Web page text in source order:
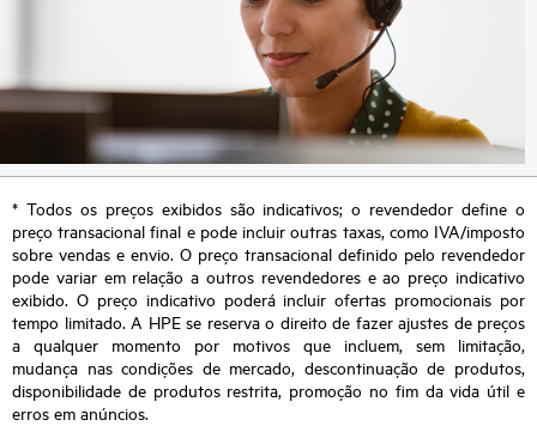
* Todos os preços exibidos são indicativos; o revendedor define o
preço transacional final e pode incluir outras taxas, como IVA/imposto
sobre vendas e envio. O preço transacional definido pelo revendedor
pode variar em relação a outros revendedores e ao preço indicativo
exibido. O preço indicativo poderá incluir ofertas promocionais por
tempo limitado. A HPE se reserva o direito de fazer ajustes de preços
a qualquer momento por motivos que incluem, sem limitação,
mudança nas condições de mercado, descontinuação de produtos,
disponibilidade de produtos restrita, promoção no fim da vida útil e
erros em anúncios.